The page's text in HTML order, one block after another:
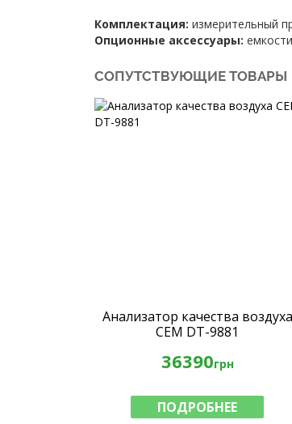
Комплектация: измерительный
Опционные аксессуары:
СОПУТСТВУЮЩИЕ ТОВАРЫ
Анализатор качества воздуха
CEM DT-9881
36390грн
ПОДРОБНЕЕ